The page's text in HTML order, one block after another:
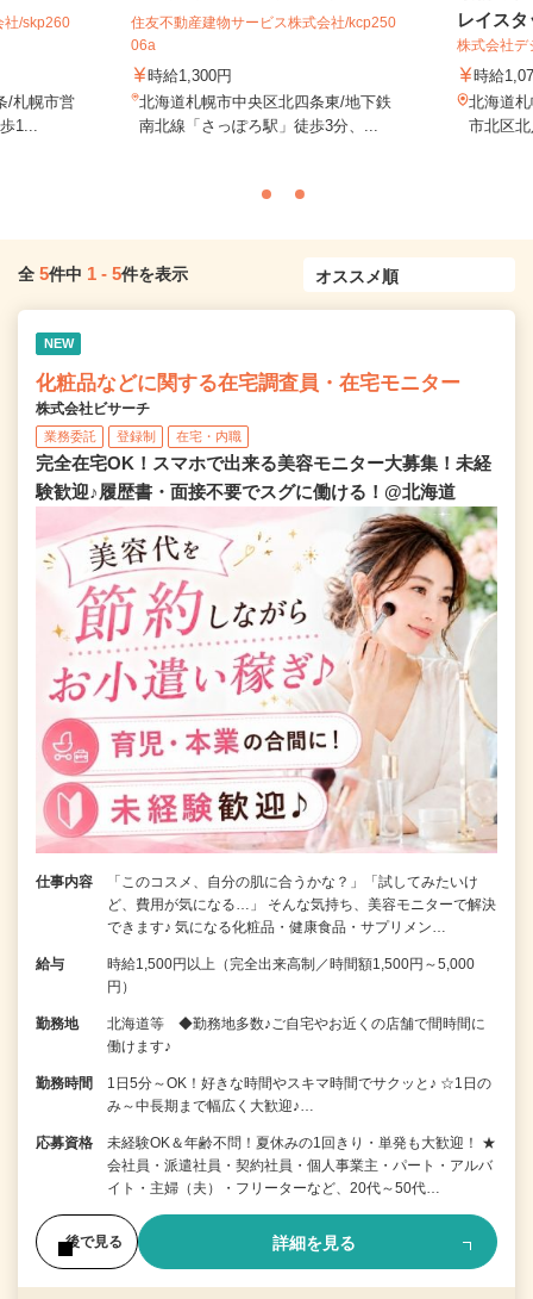
社/skp260
/札幌市営
1...
住友不動産建物サービス株式会社/kcp250
06a
時給1,300円
北海道札幌市中央区北四条東/地下鉄
南北線「さっぽろ駅」徒歩3分、...
レイスタ
株式会社
時給
北海道
市北区
全 5件中 1 - 5件を表示
NEW
化粧品などに関する在宅調査員・在宅モニター
株式会社ビサーチ
業務委託 登録制 在宅・内職
完全在宅OK！スマホで出来る美容モニター大募集！未経
験歓迎♪履歴書・面接不要でスグに働ける！@北海道
仕事内容
「このコスメ、自分の肌に合うかな？」「試してみたいけ
ど、費用が気になる…」 そんな気持ち、美容モニターで解決
できます♪ 気になる化粧品・健康食品・サプリメン…
給与
時給1,500円以上（完全出来高制／時間額1,500円～5,000
円）
勤務地
北海道等 ◆勤務地多数♪ご自宅やお近くの店舗で間時間に
働けます♪
勤務時間
1日5分～OK！好きな時間やスキマ時間でサクッと♪ ☆1日の
み～中長期まで幅広く大歓迎♪…
応募資格
未経験OK＆年齢不問！夏休みの1回きり・単発も大歓迎！ ★
会社員・派遣社員・契約社員・個人事業主・パート・アルバ
イト・主婦（夫）・フリーターなど、20代～50代…
後で見る 詳細を見る